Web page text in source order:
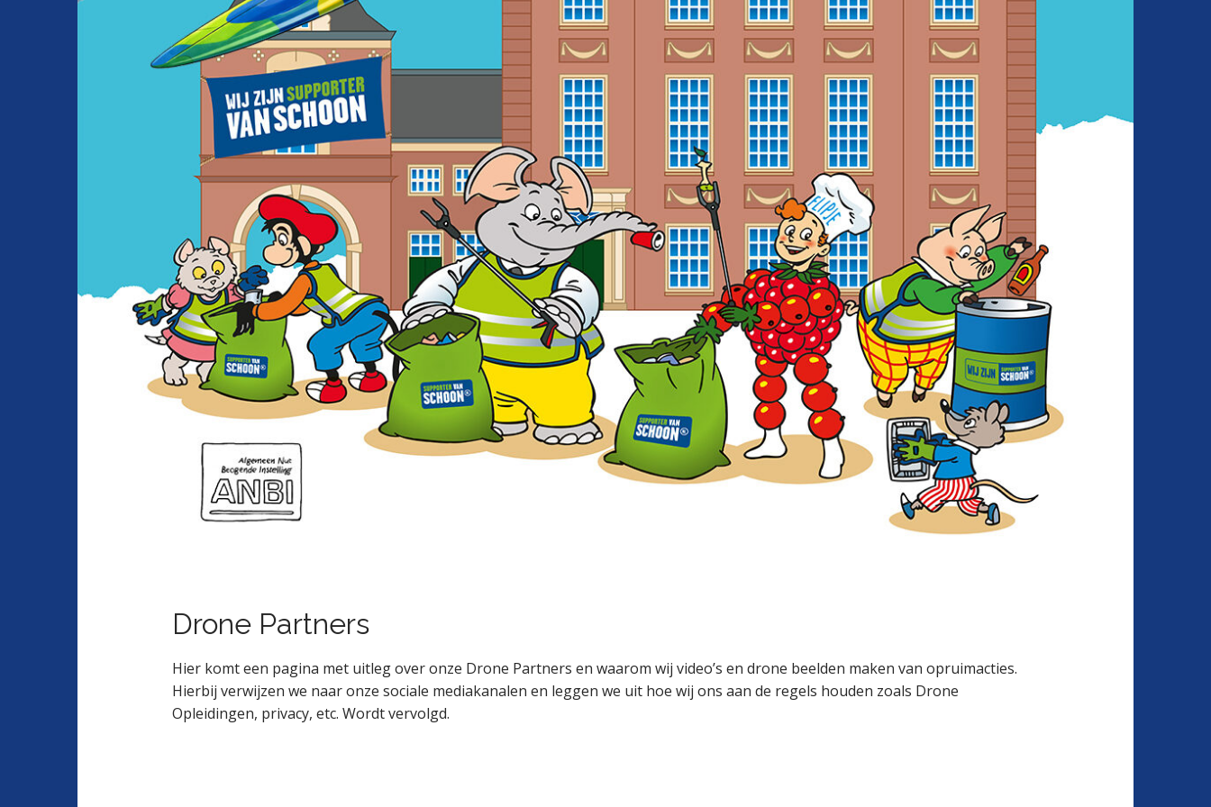
Drone Partners
Hier komt een pagina met uitleg over onze Drone Partners en waarom wij video’s en drone beelden maken van opruimacties.
Hierbij verwijzen we naar onze sociale mediakanalen en leggen we uit hoe wij ons aan de regels houden zoals Drone
Opleidingen, privacy, etc. Wordt vervolgd.